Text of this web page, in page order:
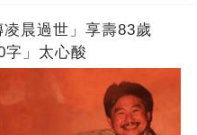
凌晨過世」享壽83歲
字」太心酸